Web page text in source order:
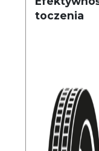
toczenia